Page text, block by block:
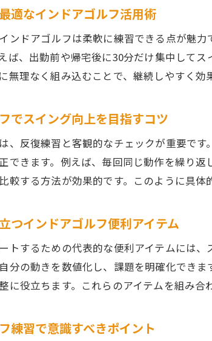
熊本県水俣
インド
地域特
インド
インド
集中力を高
インド
インド
快適に
インド
集中力
適なインドアゴルフ活用術
ンドアゴルフは柔軟に練習できる点が魅
ば、出勤前や帰宅後に30分だけ集中して
無理なく組み込むことで、継続しやすく効
でスイング向上を目指すコツ
、反復練習と客観的なチェックが重要で
できます。例えば、毎回同じ動作を繰り
較する方法が効果的です。このように具
つインドアゴルフ便利アイテム
トするための代表的な便利アイテムには
分の動きを数値化し、課題を明確化でき
に役立ちます。これらのアイテムを組み
練習で意識すべきポイント